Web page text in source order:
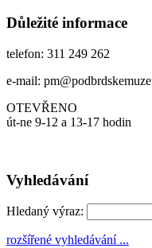
Důležité informace
telefon: 311 249 262
e-mail:
OTEVŘENO
út-ne 9-12 a 13-17 hodin
Vyhledávání
Hledaný výraz:
rozšířené vyhledávání ...